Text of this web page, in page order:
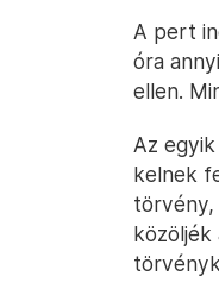
A pert
óra
ellen.
Az
kelnek
törvény,